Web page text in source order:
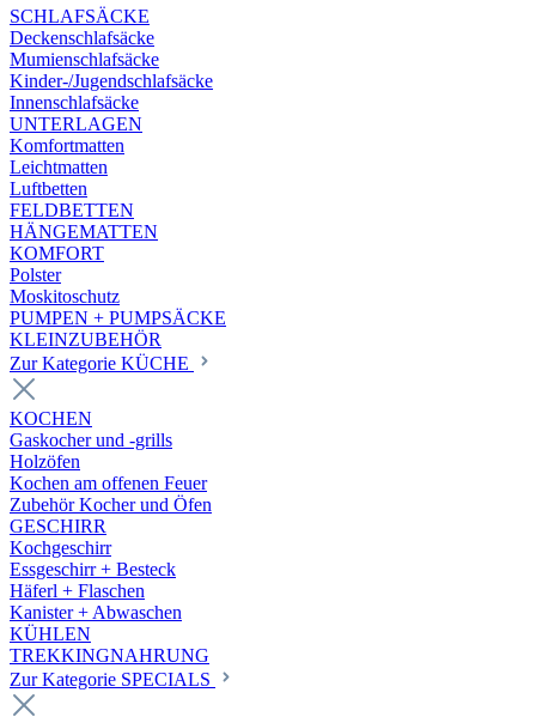
SCHLAFSÄCKE
Deckenschlafsäcke
Mumienschlafsäcke
Kinder-/Jugendschlafsäcke
Innenschlafsäcke
UNTERLAGEN
Komfortmatten
Leichtmatten
Luftbetten
FELDBETTEN
HÄNGEMATTEN
KOMFORT
Polster
Moskitoschutz
PUMPEN + PUMPSÄCKE
KLEINZUBEHÖR
Zur Kategorie KÜCHE
KOCHEN
Gaskocher und -grills
Holzöfen
Kochen am offenen Feuer
Zubehör Kocher und Öfen
GESCHIRR
Kochgeschirr
Essgeschirr + Besteck
Häferl + Flaschen
Kanister + Abwaschen
KÜHLEN
TREKKINGNAHRUNG
Zur Kategorie SPECIALS